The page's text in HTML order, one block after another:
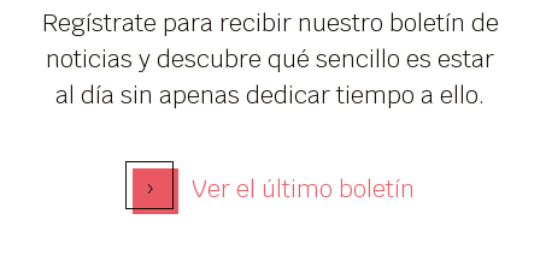
Regístrate para recibir nuestro boletín de
noticias y descubre qué sencillo es estar
al día sin apenas dedicar tiempo a ello.
› Ver el último boletín